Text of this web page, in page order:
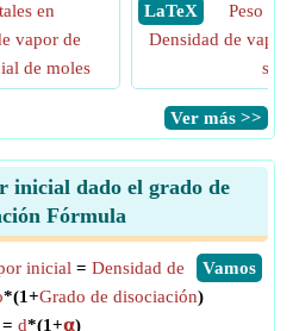
en
vapor de
de moles
​ LaTeX
Peso
Densidad de vapor
​Ver más >>
inicial dado el grado de
Fórmula
​Vamos
inicial = Densidad de
*(1+Grado de disociación)
d*(1+𝝰)